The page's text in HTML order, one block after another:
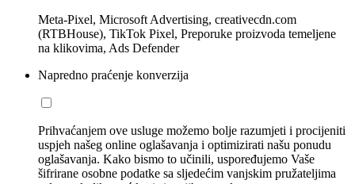
Meta-Pixel, Microsoft Advertising, creativecdn.com
(RTBHouse), TikTok Pixel, Preporuke proizvoda temeljene
na klikovima, Ads Defender
Napredno praćenje konverzija
Prihvaćanjem ove usluge možemo bolje razumjeti i procijeniti
uspjeh našeg online oglašavanja i optimizirati našu ponudu
oglašavanja. Kako bismo to učinili, uspoređujemo Vaše
šifrirane osobne podatke sa sljedećim vanjskim pružateljima